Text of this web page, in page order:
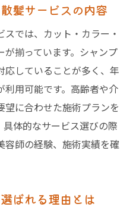
髪サービスの内容
では、カット・カラー・
揃っています。シャンプ
応していることが多く、年
用可能です。高齢者や介
に合わせた施術プランを
体的なサービス選びの際
容師の経験、施術実績を確
ばれる理由とは